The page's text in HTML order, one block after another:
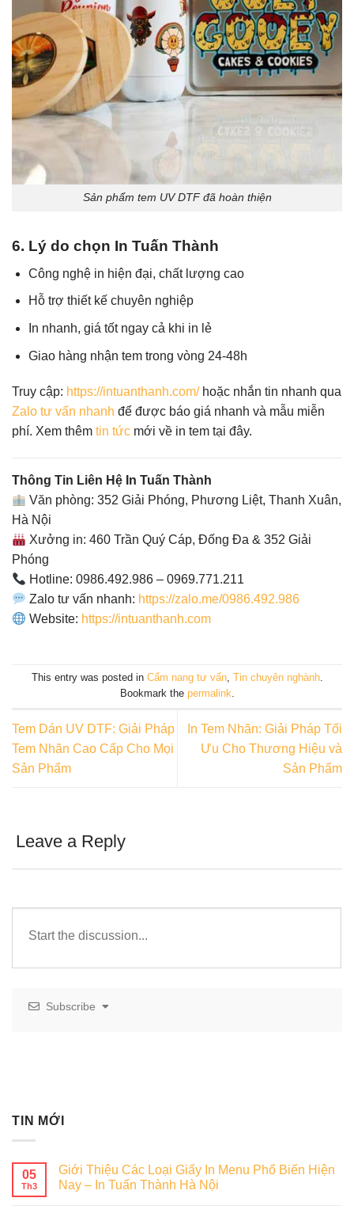
Sản phẩm tem UV DTF đã hoàn thiện
6. Lý do chọn In Tuấn Thành
Công nghệ in hiện đại, chất lượng cao
Hỗ trợ thiết kế chuyên nghiệp
In nhanh, giá tốt ngay cả khi in lẻ
Giao hàng nhận tem trong vòng 24-48h
Truy cập: https://intuanthanh.com/hoặc nhắn tin nhanh qua
Zalo tư vấn nhanh để được báo giá nhanh và mẫu miễn
phí. Xem thêm tin tức mới về in tem tại đây.
Thông Tin Liên Hệ In Tuấn Thành
Văn phòng: 352 Giải Phóng, Phương Liệt, Thanh Xuân,
Hà Nội
Xưởng in: 460 Trần Quý Cáp, Đống Đa & 352 Giải
Phóng
Hotline: 0986.492.986 – 0969.771.211
Zalo tư vấn nhanh: https://zalo.me/0986.492.986
Website: https://intuanthanh.com
This entry was posted in Cẩm nang tư vấn, Tin chuyên nghành.
Bookmark the permalink.
Tem Dán UV DTF: Giải Pháp
Tem Nhãn Cao Cấp Cho Mọi
Sản Phẩm
In Tem Nhãn: Giải Pháp Tối
Ưu Cho Thương Hiệu và
Sản Phẩm
Leave a Reply
Subscribe
TIN MỚI
05
Th3
Giới Thiệu Các Loại Giấy In Menu Phổ Biến Hiện
Nay – In Tuấn Thành Hà Nội